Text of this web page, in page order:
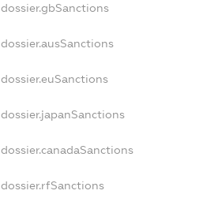
dossier.gbSanctions
dossier.ausSanctions
dossier.euSanctions
dossier.japanSanctions
dossier.canadaSanctions
dossier.rfSanctions